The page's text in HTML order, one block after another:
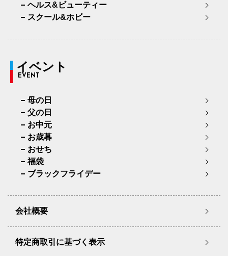
ヘルス&ビューティー
スクール&ホビー
イベント
EVENT
母の日
父の日
お中元
お歳暮
おせち
福袋
ブラックフライデー
会社概要
特定商取引に基づく表示